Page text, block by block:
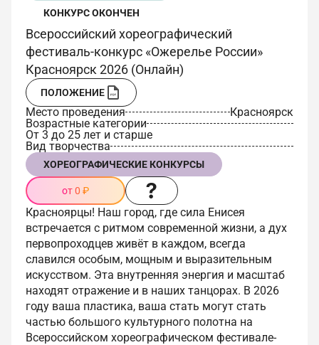
КОНКУРС ОКОНЧЕН
Всероссийский хореографический
фестиваль-конкурс «Ожерелье России»
Красноярск 2026 (Онлайн)
ПОЛОЖЕНИЕ
Место проведения
Красноярск
Возрастные категории
От 3 до 25 лет и старше
Вид творчества
ХОРЕОГРАФИЧЕСКИЕ КОНКУРСЫ
от 0 ₽
Красноярцы! Наш город, где сила Енисея
встречается с ритмом современной жизни, а дух
первопроходцев живёт в каждом, всегда
славился особым, мощным и выразительным
искусством. Эта внутренняя энергия и масштаб
находят отражение и в наших танцорах. В 2026
году ваша пластика, ваша стать могут стать
частью большого культурного полотна на
Всероссийском хореографическом фестивале-